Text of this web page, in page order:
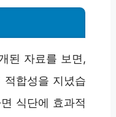
된 자료를 보면,
합성을 지녔습
식단에 효과적